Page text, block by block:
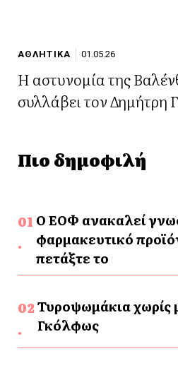
ΑΘΛΗΤΙΚΑ 01.05.26
Η αστυνομία της
συλλάβει τον Δημήτρη
Πιο δημοφιλή
Ο ΕΟΦ ανακαλεί
φαρμακευτικό
πετάξτε το
Τυροψωμάκια χωρίς
Γκόλφως